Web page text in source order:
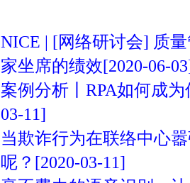
NICE | [网络研讨会] 质
家坐席的绩效[2020-06-
案例分析丨RPA如何成
03-11]
当欺诈行为在联络中心
呢？ [2020-03-11]